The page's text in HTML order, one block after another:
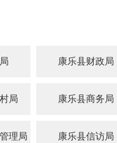
康乐县财政局
局 康乐县商务局
理局 康乐县信访局